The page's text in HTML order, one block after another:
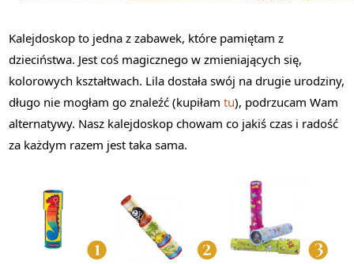
Kalejdoskop to jedna z zabawek, które pamiętam z
dzieciństwa. Jest coś magicznego w zmieniających się,
kolorowych kształtwach. Lila dostała swój na drugie urodziny,
długo nie mogłam go znaleźć (kupiłamtu), podrzucam Wam
alternatywy. Nasz kalejdoskop chowam co jakiś czas i radość
za każdym razem jest taka sama.